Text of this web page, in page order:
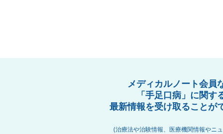
メディカルノート会員
「手足口病」に関す
最新情報を受け取ることが
(治療法や治験情報、医療機関情報やニ